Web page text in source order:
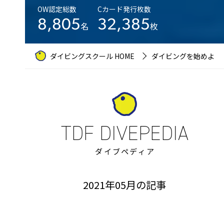
OW認定総数
8,805名
Cカード発行枚数
32,385枚
ダイビングスクール HOME ダイビングを始めよう
ダイブペディア
2021年05月の記事